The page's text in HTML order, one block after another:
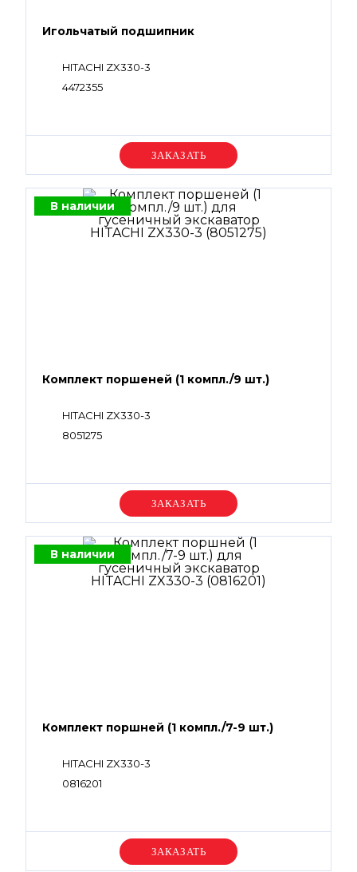
Игольчатый подшипник
HITACHI ZX330-3
4472355
Уточняйте цену
В наличии
Комплект поршеней (1 компл./9 шт.)
HITACHI ZX330-3
8051275
Уточняйте цену
В наличии
Комплект поршней (1 компл./7-9 шт.)
HITACHI ZX330-3
0816201
Уточняйте цену